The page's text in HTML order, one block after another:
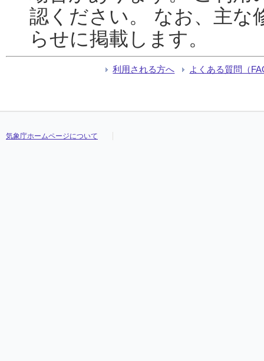
認ください。 なお、主な
らせに掲載します。
利用される方へ よくある質問（
気象庁ホームページについて